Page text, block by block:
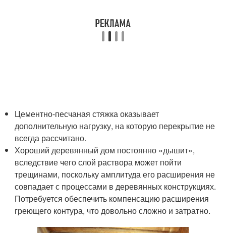
Цементно-песчаная стяжка оказывает
дополнительную нагрузку, на которую перекрытие не
всегда рассчитано.
Хороший деревянный дом постоянно «дышит»,
вследствие чего слой раствора может пойти
трещинами, поскольку амплитуда его расширения не
совпадает с процессами в деревянных конструкциях.
Потребуется обеспечить компенсацию расширения
греющего контура, что довольно сложно и затратно.